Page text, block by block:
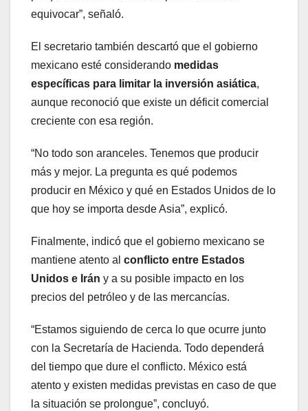
equivocar”, señaló.
El secretario también descartó que el gobierno
mexicano esté considerando medidas
específicas para limitar la inversión asiática,
aunque reconoció que existe un déficit comercial
creciente con esa región.
“No todo son aranceles. Tenemos que producir
más y mejor. La pregunta es qué podemos
producir en México y qué en Estados Unidos de lo
que hoy se importa desde Asia”, explicó.
Finalmente, indicó que el gobierno mexicano se
mantiene atento al conflicto entre Estados
Unidos e Irán y a su posible impacto en los
precios del petróleo y de las mercancías.
“Estamos siguiendo de cerca lo que ocurre junto
con la Secretaría de Hacienda. Todo dependerá
del tiempo que dure el conflicto. México está
atento y existen medidas previstas en caso de que
la situación se prolongue”, concluyó.